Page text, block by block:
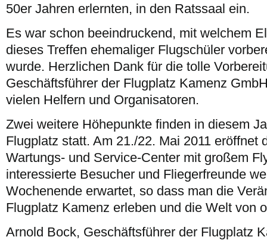
50er Jahren erlernten, in den Ratssaal ein.
Es war schon beeindruckend, mit welchem
dieses Treffen ehemaliger Flugschüler
wurde. Herzlichen Dank für die tolle
Geschäftsführer der Flugplatz Kamenz
vielen Helfern und Organisatoren.
Zwei weitere Höhepunkte finden in diesem
Flugplatz statt. Am 21./22. Mai 2011 eröffnet
Wartungs- und Service-Center mit großem
interessierte Besucher und Fliegerfreunde
Wochenende erwartet, so dass man die
Flugplatz Kamenz erleben und die Welt von
Arnold Bock, Geschäftsführer der Flugplatz